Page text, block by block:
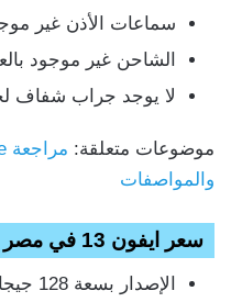
سماعات الأذن غير
الشاحن غير موجود
لا يوجد جراب شفاف
موضوعات متعلقة:
والمواصفات
سعر ايفون 13 في مصر والسعودية